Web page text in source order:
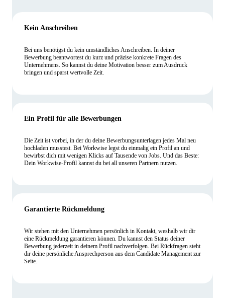
Kein Anschreiben
Bei uns benötigst du kein umständliches Anschreiben. In deiner
Bewerbung beantwortest du kurz und präzise konkrete Fragen des
Unternehmens. So kannst du deine Motivation besser zum Ausdruck
bringen und sparst wertvolle Zeit.
Ein Profil für alle Bewerbungen
Die Zeit ist vorbei, in der du deine Bewerbungsunterlagen jedes Mal neu
hochladen musstest. Bei Workwise legst du einmalig ein Profil an und
bewirbst dich mit wenigen Klicks auf Tausende von Jobs. Und das Beste:
Dein Workwise-Profil kannst du bei all unseren Partnern nutzen.
Garantierte Rückmeldung
Wir stehen mit den Unternehmen persönlich in Kontakt, weshalb wir dir
eine Rückmeldung garantieren können. Du kannst den Status deiner
Bewerbung jederzeit in deinem Profil nachverfolgen. Bei Rückfragen steht
dir deine persönliche Ansprechperson aus dem Candidate Management zur
Seite.